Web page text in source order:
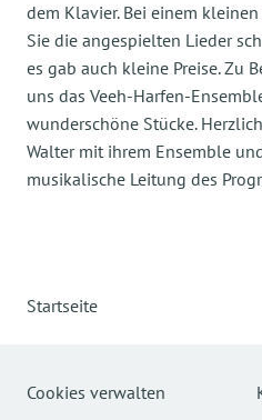
dem Klavier. Bei einem
Sie die angespielten Lieder
es gab auch kleine Preise. Zu
uns das Veeh-Harfen-
wunderschöne Stücke.
Walter mit ihrem Ensemble
musikalische Leitung des
Startseite
Cookies verwalten